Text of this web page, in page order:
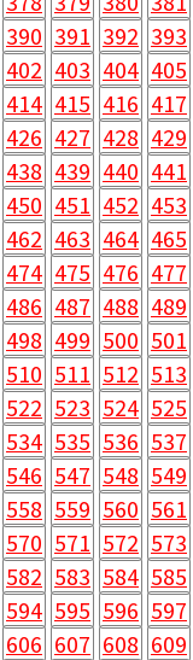
390 391 392 393
402 403 404 405
414 415 416 417
426 427 428 429
438 439 440 441
450 451 452 453
462 463 464 465
474 475 476 477
486 487 488 489
498 499 500 501
510 511 512 513
522 523 524 525
534 535 536 537
546 547 548 549
558 559 560 561
570 571 572 573
582 583 584 585
594 595 596 597
606 607 608 609